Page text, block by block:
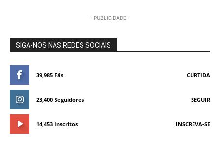
- PUBLICIDADE -
SIGA-NOS NAS REDES SOCIAIS
39,985 Fãs CURTIDA
23,400 Seguidores SEGUIR
14,453 Inscritos INSCREVA-SE